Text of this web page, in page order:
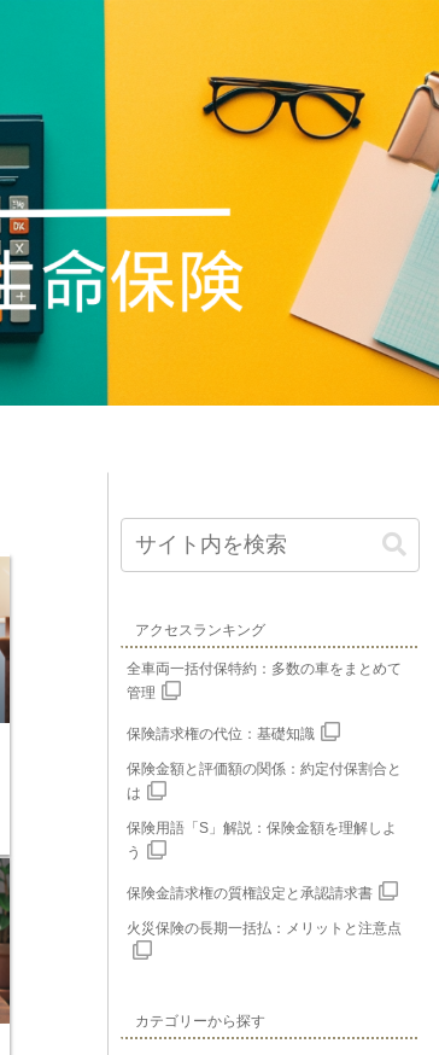
アクセスランキング
全車両一括付保特約：多数の車をまとめて
管理
保険請求権の代位：基礎知識
保険金額と評価額の関係：約定付保割合と
は
保険用語「S」解説：保険金額を理解しよ
う
保険金請求権の質権設定と承認請求書
火災保険の長期一括払：メリットと注意点
カテゴリーから探す